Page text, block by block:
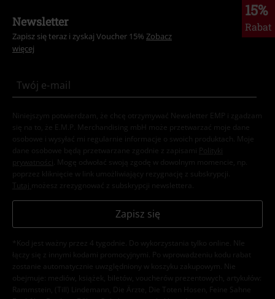
15%
Rabat
Newsletter
Zapisz się teraz i zyskaj Voucher 15% Zobacz
więcej
Niniejszym potwierdzam, że chcę otrzymywać Newsletter EMP i zgadzam
się na to, że E.M.P. Merchandising mbH może przetwarzać moje dane
osobowe i wysyłać mi regularnie informacje o swoich produktach. Moje
dane osobowe będą przetwarzane zgodnie z zapisami
Polityki
prywatności . Mogę odwołać swoją zgodę w dowolnym momencie, np.
poprzez kliknięcie w link umożliwiający rezygnację z subskrypcji.
Tutaj możesz zrezygnować z subskrypcji newslettera.
Zapisz się
*Kod jest ważny przez 4 tygodnie. Do wykorzystania tylko online. NIe
łączy się z innymi kodami promocyjnymi. Po wprowadzeniu kodu rabat
zostanie automatycznie uwzględniony w koszyku zakupowym. Nie
obejmuje: mediów, książek, biletów, voucherów prezentowych, artykułów:
Rammstein, (Till) Lindemann, Die Ärzte, Die Toten Hosen, Feine Sahne